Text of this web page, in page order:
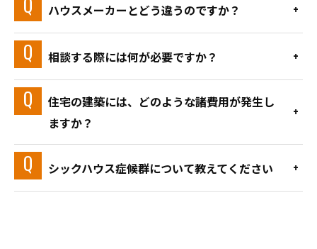
ハウスメーカーとどう違うのですか？
相談する際には何が必要ですか？
住宅の建築には、どのような諸費用が発生し
ますか？
シックハウス症候群について教えてください